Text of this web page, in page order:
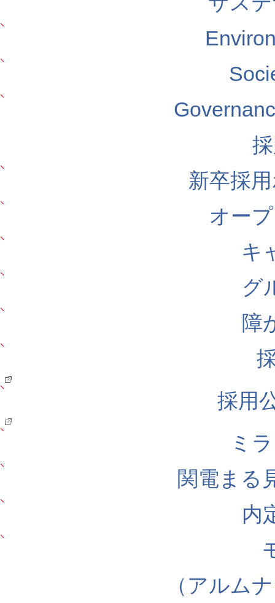
新卒採
オー
キ
グ
障
採用
ミ
関電まる
内
（アルム